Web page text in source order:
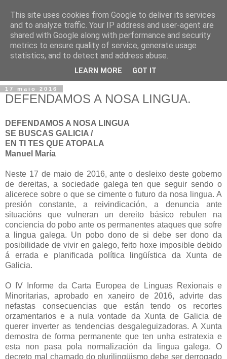
17 maio 2016
DEFENDAMOS A NOSA LINGUA.
DEFENDAMOS A NOSA LINGUA
SE BUSCAS GALICIA /
EN TI TES QUE ATOPALA
Manuel María
Neste 17 de maio de 2016, ante o desleixo deste goberno
de dereitas, a sociedade galega ten que seguir sendo o
alicerece sobre o que se cimente o futuro da nosa lingua. A
presión constante, a reivindicación, a denuncia ante
situacións que vulneran un dereito básico rebulen na
conciencia do pobo ante os permanentes ataques que sofre
a lingua galega. Un pobo dono de si debe ser dono da
posibilidade de vivir en galego, feito hoxe imposible debido
á errada e planificada política lingüística da Xunta de
Galicia.
O IV Informe da Carta Europea de Linguas Rexionais e
Minoritarias, aprobado en xaneiro de 2016, advirte das
nefastas consecuencias que están tendo os recortes
orzamentarios e a nula vontade da Xunta de Galicia de
querer inverter as tendencias desgaleguizadoras. A Xunta
demostra de forma permanente que ten unha estratexia e
esta non pasa pola normalización da lingua galega. O
decreto mal chamado do plurilingüismo debe ser derrogado
This site uses cookies from Google to deliver its services
and to analyze traffic. Your IP address and user-agent are
shared with Google along with performance and security
metrics to ensure quality of service, generate usage
statistics, and to detect and address abuse.
LEARN MORE GOT IT